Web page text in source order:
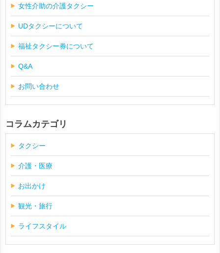
女性介助の介護タクシー
UDタクシーについて
福祉タクシー券について
Q&A
お問い合わせ
コラムカテゴリ
タクシー
介護・医療
お出かけ
観光・旅行
ライフスタイル